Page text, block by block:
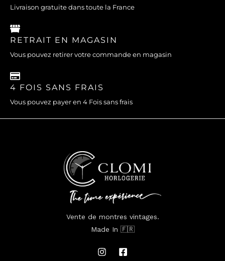
Livraison gratuite dans toute la France
RETRAIT EN MAGASIN
Vous pouvez retirer votre commande en magasin
4 FOIS SANS FRAIS
Vous pouvez payer en 4 Fois sans frais
Vente de montres vintages.
Made In 🇫🇷